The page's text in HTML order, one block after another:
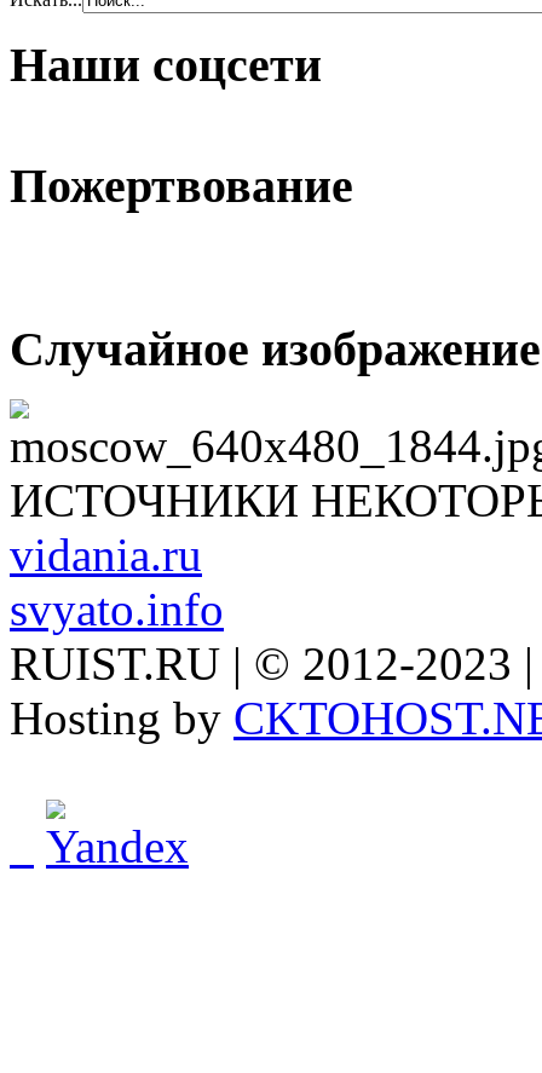
Наши соцсети
Пожертвование
Случайное изображение
ИСТОЧНИКИ
vidania.ru
svyato.info
RUIST.RU | © 2012-2023
Hosting by